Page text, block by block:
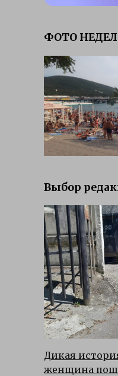
ФОТО
Выбор
Дикая
женщина